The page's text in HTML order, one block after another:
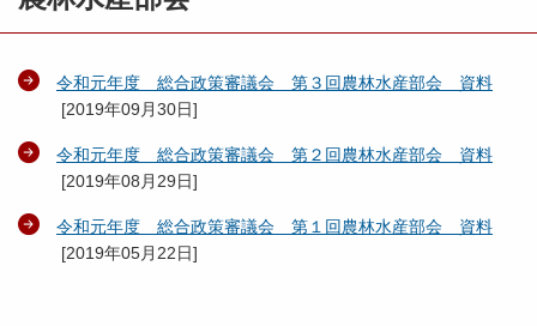
令和元年度 総合政策審議会 第３回農林水産部会 資料
[2019年09月30日]
令和元年度 総合政策審議会 第２回農林水産部会 資料
[2019年08月29日]
令和元年度 総合政策審議会 第１回農林水産部会 資料
[2019年05月22日]